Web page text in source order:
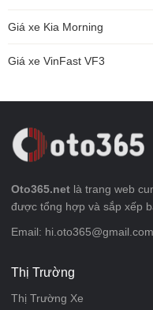
Giá xe Kia Morning
Giá xe VinFast VF3
Oto365.net là trang web
được tổng hợp và sắp xếp
Email: hi.oto365@gmail.com
Thị Trường
Thị Trường Xe